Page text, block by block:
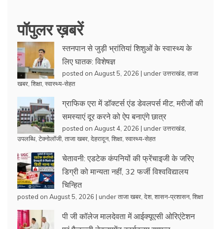
पॉपुलर ख़बरें
स्तनपान से जुड़ी भ्रांतियां शिशुओं के स्वास्थ्य के
लिए घातक: विशेषज्ञ
posted on August 5, 2026 | underउत्तराखंड ताजा
खबर शिक्षा स्वास्थ्य-सेहत
ग्राफिक एरा में डॉक्टर्स एंड डेवलपर्स मीट, मरीजों की
समस्याएं दूर करने को ऐप बनाएंगे छात्र
posted on August 4, 2026 | underउत्तराखंड
उपलब्धि टेक्नोलॉजी ताजा खबर देहरादून, शिक्षा स्वास्थ्य-सेहत
चेतावनी: एडटेक कंपनियों की फ्रेंचाइजी के जरिए
डिग्री को मान्यता नहीं, 32 फर्जी विश्वविद्यालय
चिन्हित
posted on August 5, 2026 | underताजा खबर देश, शासन-प्रशासन, शिक्षा
पी जी कॉलेज मालदेवता में आईक्यूएसी ओरिएंटेशन